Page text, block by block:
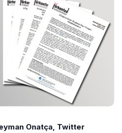
Onatça, Twitter